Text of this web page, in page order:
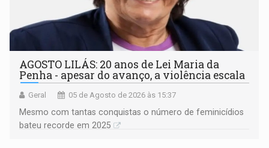
AGOSTO LILÁS: 20 anos de Lei Maria da
Penha - apesar do avanço, a violência escala
Geral 05 de Agosto de 2026 às 15:37
Mesmo com tantas conquistas o número de feminicídios
bateu recorde em 2025